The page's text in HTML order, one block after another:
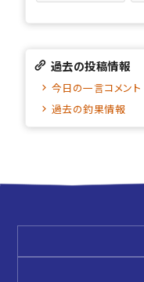
過去の投稿情報
今日の一言コメント
過去の釣果情報